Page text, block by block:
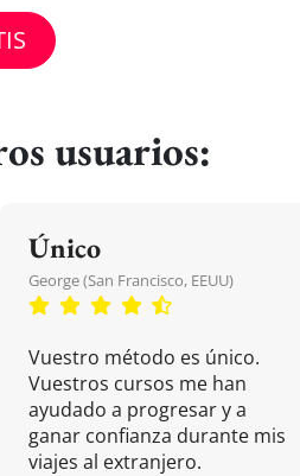
usuarios:
Único
George (San Francisco, EEUU)
Vuestro método es único.
Vuestros cursos me han
ayudado a progresar y a
ganar confianza durante mis
viajes al extranjero.